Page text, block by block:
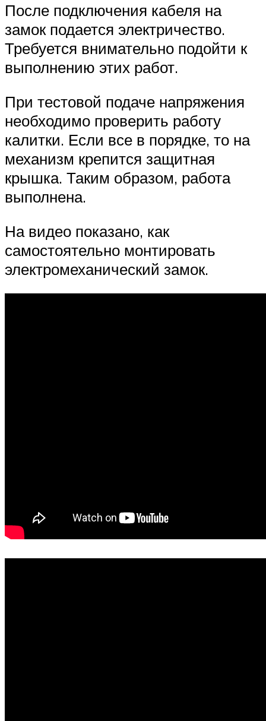
После подключения кабеля на
замок подается электричество.
Требуется внимательно подойти к
выполнению этих работ.
При тестовой подаче напряжения
необходимо проверить работу
калитки. Если все в порядке, то на
механизм крепится защитная
крышка. Таким образом, работа
выполнена.
На видео показано, как
самостоятельно монтировать
электромеханический замок.